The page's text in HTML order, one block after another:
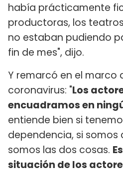
había prácticamente
productoras, los
no estaban pudiendo
fin de mes", dijo.
Y remarcó en el marco
coronavirus: "Los
encuadramos en
entiende bien si
dependencia, si somos
somos las dos cosas.
situación de los